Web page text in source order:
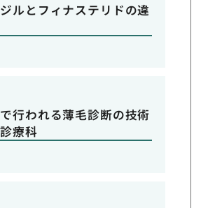
ルとフィナステリドの違
行われる薄毛診断の技術
療科